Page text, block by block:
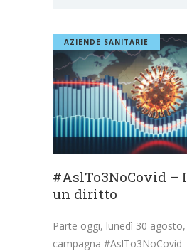
AZIENDE SANITARIE
#AslTo3NoCovid –
un diritto
Parte oggi, lunedì 30 agosto,
campagna #AslTo3NoCovid